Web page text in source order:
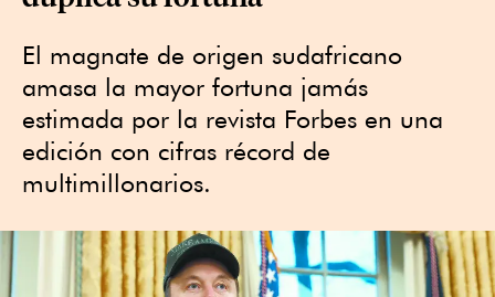
El magnate de origen sudafricano
amasa la mayor fortuna jamás
estimada por la revista Forbes en una
edición con cifras récord de
multimillonarios.